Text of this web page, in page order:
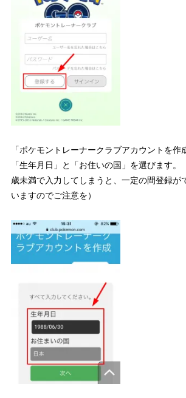
「ポケモントレーナークラブアカウントを作
「生年月日」と「お住いの国」を選びます。
歳未満で入力してしまうと、一定の間登録が
いますのでご注意を）